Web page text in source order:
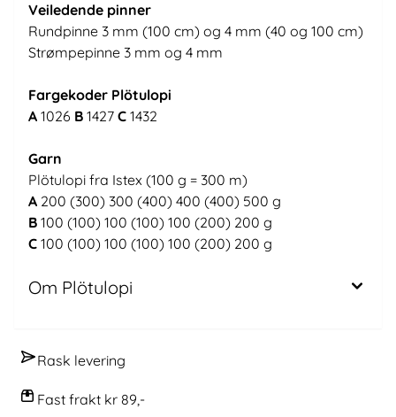
Veiledende pinner
Rundpinne 3 mm (100 cm) og 4 mm (40 og 100 cm)
Strømpepinne 3 mm og 4 mm
Fargekoder Plötulopi
A 1026 B 1427 C 1432
Garn
Plötulopi fra Istex (100 g = 300 m)
A 200 (300) 300 (400) 400 (400) 500 g
B 100 (100) 100 (100) 100 (200) 200 g
C 100 (100) 100 (100) 100 (200) 200 g
Om Plötulopi
Rask levering
Fast frakt kr 89,-